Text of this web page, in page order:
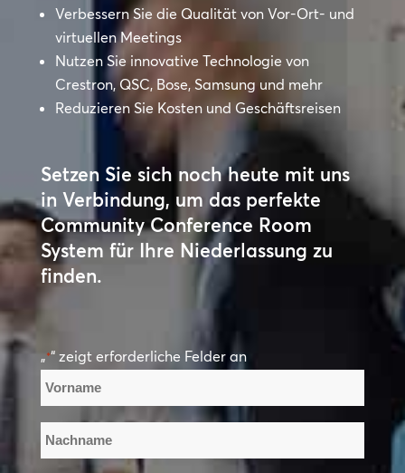
Verbessern Sie die Qualität von Vor-Ort- und
virtuellen Meetings
Nutzen Sie innovative Technologie von
Crestron, QSC, Bose, Samsung und mehr
Reduzieren Sie Kosten und Geschäftsreisen
Setzen Sie sich noch heute mit uns
in Verbindung, um das perfekte
Community Conference Room
System für Ihre Niederlassung zu
finden.
„*“ zeigt erforderliche Felder an
Name
*
Vorname